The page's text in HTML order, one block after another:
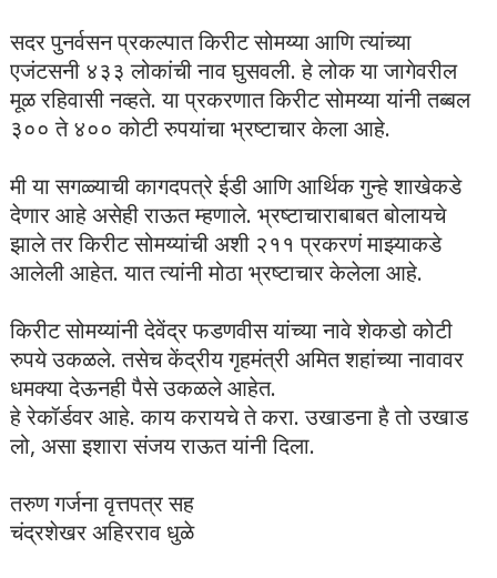
सदर पुनर्वसन प्रकल्पात किरीट सोमय्या आणि त्यांच्या
एजंटसनी ४३३ लोकांची नाव घुसवली. हे लोक या जागेवरील
मूळ रहिवासी नव्हते. या प्रकरणात किरीट सोमय्या यांनी तब्बल
३०० ते ४०० कोटी रुपयांचा भ्रष्टाचार केला आहे.
मी या सगळ्याची कागदपत्रे ईडी आणि आर्थिक गुन्हे शाखेकडे
देणार आहे असेही राऊत म्हणाले. भ्रष्टाचाराबाबत बोलायचे
झाले तर किरीट सोमय्यांची अशी २११ प्रकरणं माझ्याकडे
आलेली आहेत. यात त्यांनी मोठा भ्रष्टाचार केलेला आहे.
किरीट सोमय्यांनी देवेंद्र फडणवीस यांच्या नावे शेकडो कोटी
रुपये उकळले. तसेच केंद्रीय गृहमंत्री अमित शहांच्या नावावर
धमक्या देऊनही पैसे उकळले आहेत.
हे रेकॉर्डवर आहे. काय करायचे ते करा. उखाडना है तो उखाड
लो, असा इशारा संजय राऊत यांनी दिला.
तरुण गर्जना वृत्तपत्र सह
चंद्रशेखर अहिरराव धुळे